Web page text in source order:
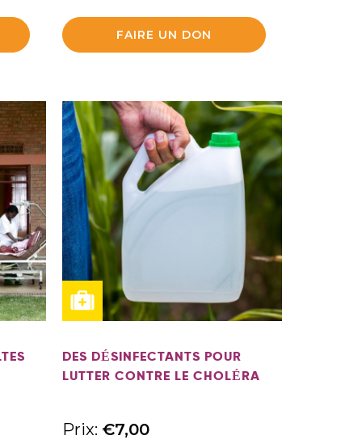
FAIRE UN DON
DES DÉSINFECTANTS POUR
LUTTER CONTRE LE CHOLÉRA
Prix: €7,00